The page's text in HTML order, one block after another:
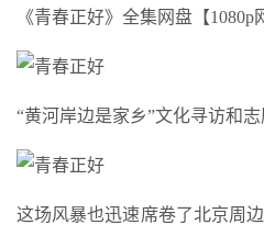
《青春正好》全集网盘【1080p
“黄河岸边是家乡”文化寻访和
这场风暴也迅速席卷了北京周